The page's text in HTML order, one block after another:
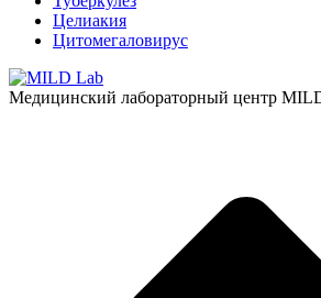
Целиакия
Цитомегаловирус
Медицинский лабораторный центр